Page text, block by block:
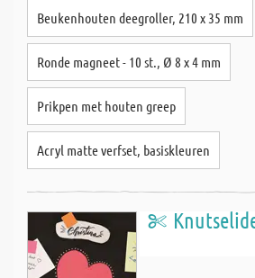
Beukenhouten deegroller, 210 x 35 mm
Ronde magneet - 10 st., Ø 8 x 4 mm
Prikpen met houten greep
Acryl matte verfset, basiskleuren